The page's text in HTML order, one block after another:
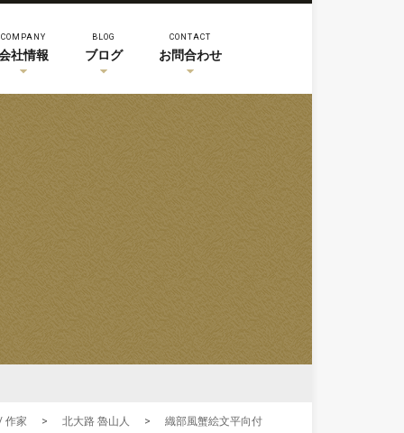
COMPANY
社情報
BLOG
ブログ
CONTACT
お問合わせ
作家 > 北大路 魯山人 > 織部風蟹絵文平向付